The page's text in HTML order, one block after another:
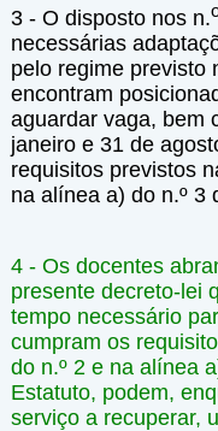
3 - O disposto nos n.
necessárias
pelo regime previsto
encontram
aguardar vaga, bem
janeiro e 31 de
requisitos previstos
na alínea a) do n.º 3
4 - Os docentes
presente decreto-lei
tempo necessário
cumpram os
do n.º 2 e na alínea
Estatuto, podem,
serviço a recuperar,